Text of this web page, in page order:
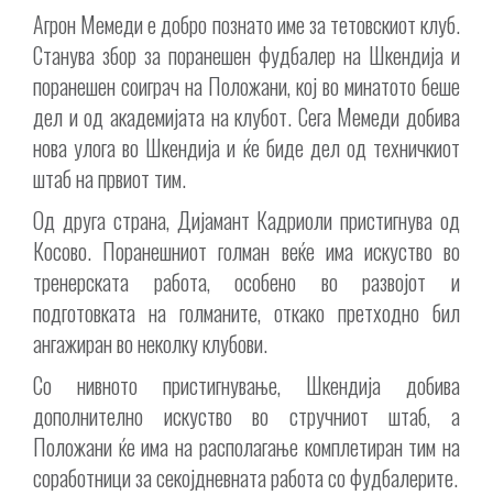
Агрон Мемеди е добро познато име за тетовскиот клуб.
Станува збор за поранешен фудбалер на Шкендија и
поранешен соиграч на Положани, кој во минатото беше
дел и од академијата на клубот. Сега Мемеди добива
нова улога во Шкендија и ќе биде дел од техничкиот
штаб на првиот тим.
Од друга страна, Дијамант Кадриоли пристигнува од
Косово. Поранешниот голман веќе има искуство во
тренерската работа, особено во развојот и
подготовката на голманите, откако претходно бил
ангажиран во неколку клубови.
Со нивното пристигнување, Шкендија добива
дополнително искуство во стручниот штаб, а
Положани ќе има на располагање комплетиран тим на
соработници за секојдневната работа со фудбалерите.